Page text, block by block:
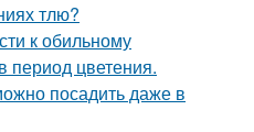
тлю?
к обильному
период цветения.
посадить даже в